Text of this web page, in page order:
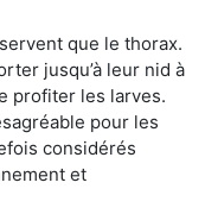
que le thorax.
jusqu’à leur nid à
profiter les larves.
pour les
considérés
et